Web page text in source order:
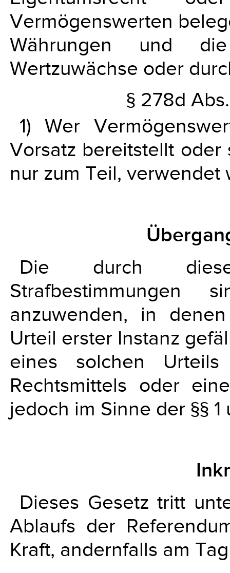
Vermögenswerten
Währungen und
Wertzuwächse oder
§ 278d
1) Wer
Vorsatz bereitstellt oder
nur zum Teil, verwendet
Die durch
anzuwenden, in
Urteil erster Instanz
eines solchen
Rechtsmittels oder
jedoch im Sinne der §§
Dieses Gesetz tritt
Ablaufs der
Kraft, andernfalls am